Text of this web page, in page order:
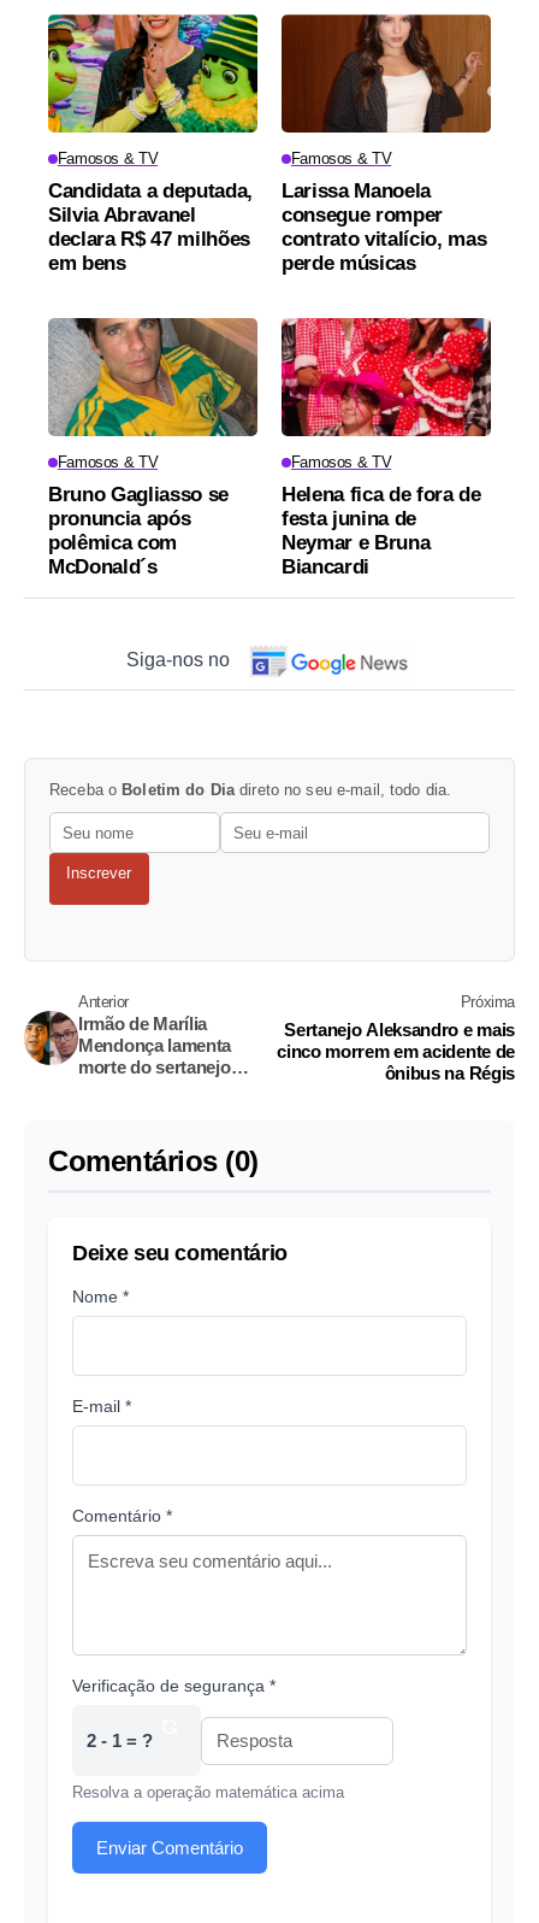
Famosos & TV
Candidata a deputada,
Silvia Abravanel
declara R$ 47 milhões
em bens
Famosos & TV
Larissa Manoela
consegue romper
contrato vitalício, mas
perde músicas
Famosos & TV
Bruno Gagliasso se
pronuncia após
polêmica com
McDonald´s
Famosos & TV
Helena fica de fora de
festa junina de
Neymar e Bruna
Biancardi
Siga-nos no
Receba o Boletim do Dia direto no seu e-mail, todo dia.
Inscrever
Anterior
Irmão de Marília
Mendonça lamenta
morte do sertanejo
Próxima
Sertanejo Aleksandro e mais
cinco morrem em acidente de
ônibus na Régis
Comentários (0)
Deixe seu comentário
Nome *
E-mail *
Comentário *
Verificação de segurança *
2 - 1 = ?
Resolva a operação matemática acima
Enviar Comentário